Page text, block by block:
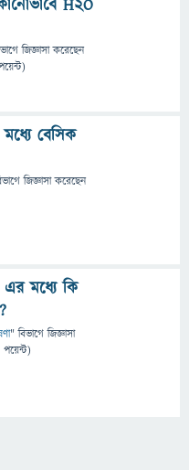
H2O
জিজ্ঞাসাকরেছেন
বেসিক
জিজ্ঞাসাকরেছেন
এর মধ্যে কি
" বিভাগে জিজ্ঞাসা
পয়েন্ট)